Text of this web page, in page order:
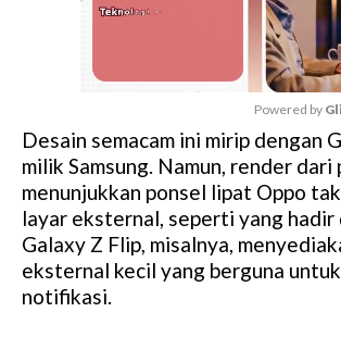
M
u
t
e
Powered by
Desain semacam ini mirip dengan
milik Samsung. Namun, render
menunjukkan ponsel lipat Oppo
layar eksternal, seperti yang hadir
Galaxy Z Flip, misalnya,
eksternal kecil yang berguna
notifikasi.